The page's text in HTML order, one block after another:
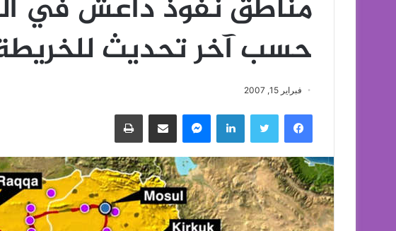
مناطق نفوذ داعش في
حسب آخر تحديث
فبراير 15, 2007
فيسبوك تويتر لينكدإن ماسنجر مشاركة عبر البريد طباعة